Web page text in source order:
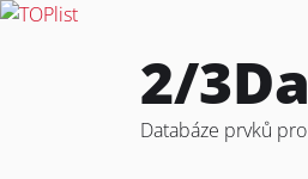
2/
Databáze prvků